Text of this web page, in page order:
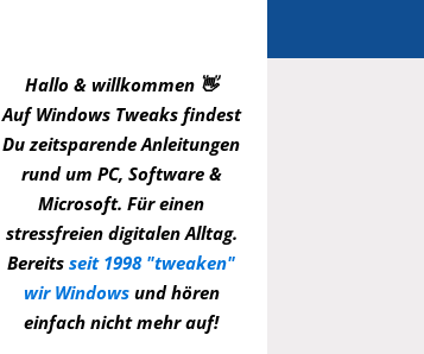
Hallo & willkommen 👋
Auf Windows Tweaks findest
Du zeitsparende Anleitungen
rund um PC, Software &
Microsoft. Für einen
stressfreien digitalen Alltag.
Bereits seit 1998 "tweaken"
wir Windowsund hören
einfach nicht mehr auf!